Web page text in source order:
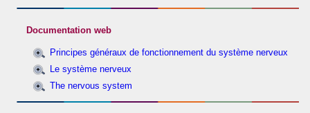
Documentation web
Principes généraux de fonctionnement du système nerveux
Le système nerveux
The nervous system